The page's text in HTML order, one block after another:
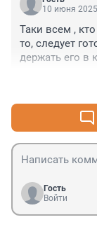
10 июня
Таки всем ,
то, следует
держать его в
Гость
Войти